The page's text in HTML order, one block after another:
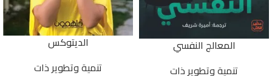
المعالج النفسي
تنمية وتطوير ذات
الديتوكس
تنمية وتطوير ذات